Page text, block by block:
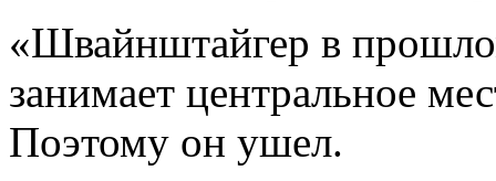
«Швайнштайгер в
занимает центральное
Поэтому он ушел.